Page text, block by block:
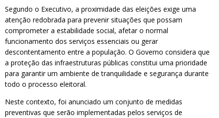
Segundo o Executivo, a proximidade das eleições exige uma
atenção redobrada para prevenir situações que possam
comprometer a estabilidade social, afetar o normal
funcionamento dos serviços essenciais ou gerar
descontentamento entre a população. O Governo considera que
a proteção das infraestruturas públicas constitui uma prioridade
para garantir um ambiente de tranquilidade e segurança durante
todo o processo eleitoral.
Neste contexto, foi anunciado um conjunto de medidas
preventivas que serão implementadas pelos serviços de